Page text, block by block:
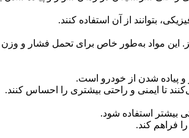
بتوانند از آن استفاده کنند.
این مواد به‌طور خاص برای تحمل فشار و
پیاده شدن از خودرو است.
تا ایمنی و راحتی بیشتری را احساس کنند.
بیشتر استفاده شود.
فراهم کند.